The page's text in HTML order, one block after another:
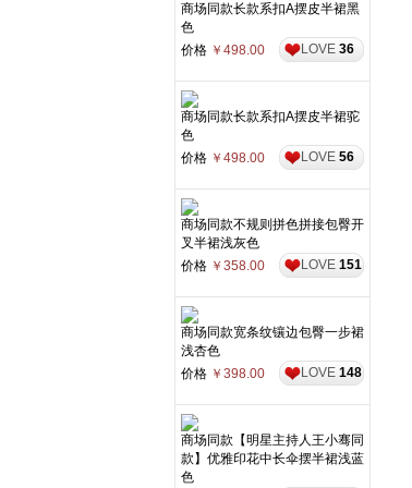
商场同款长款系扣A摆皮半裙黑
色
价格 ￥498.00 LOVE 36
商场同款长款系扣A摆皮半裙驼
色
价格 ￥498.00 LOVE 56
商场同款不规则拼色拼接包臀开
叉半裙浅灰色
价格 ￥358.00 LOVE 151
商场同款宽条纹镶边包臀一步裙
浅杏色
价格 ￥398.00 LOVE 148
商场同款【明星主持人王小骞同
款】优雅印花中长伞摆半裙浅蓝
色